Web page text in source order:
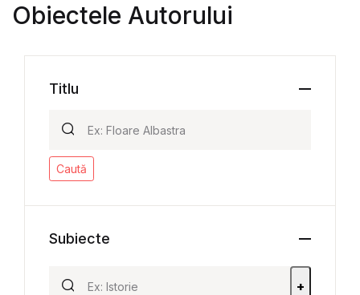
Obiectele Autorului
Titlu
Caută
Subiecte
+